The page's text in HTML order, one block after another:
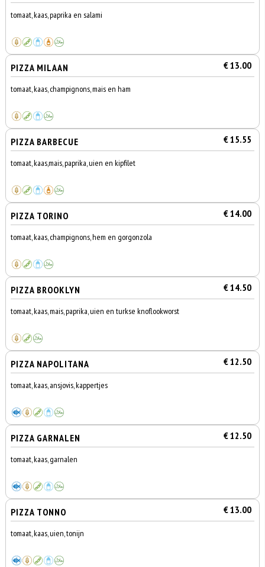
tomaat, kaas, paprika en salami
PIZZA MILAAN € 13.00
tomaat, kaas, champignons, mais en ham
PIZZA BARBECUE € 15.55
tomaat, kaas,mais, paprika, uien en kipfilet
PIZZA TORINO € 14.00
tomaat, kaas, champignons, hem en gorgonzola
PIZZA BROOKLYN € 14.50
tomaat, kaas, mais, paprika, uien en turkse knoflookworst
PIZZA NAPOLITANA € 12.50
tomaat, kaas, ansjovis, kappertjes
PIZZA GARNALEN € 12.50
tomaat, kaas, garnalen
PIZZA TONNO € 13.00
tomaat, kaas, uien, tonijn